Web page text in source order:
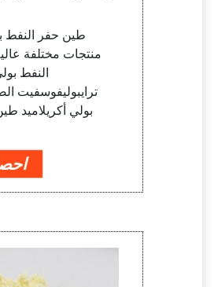
طين حفر النفط
منتجات مختلفة
النفط
ترايبوليفوسفيت
بولي أكريلاميد